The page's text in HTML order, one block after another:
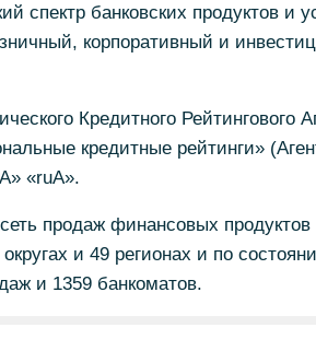
спектр банковских продуктов и
корпоративный и
Кредитного Рейтингового
кредитные рейтинги»
«ruА».
продаж финансовых продуктов
и 49 регионах и по
и 1359 банкоматов.